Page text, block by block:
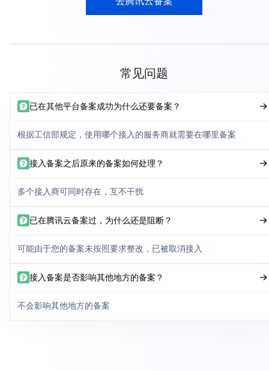
常见问题
已在其他平台备案成功为什么还要备案？
根据工信部规定，使用哪个接入的服务商就需要在哪里备案
接入备案之后原来的备案如何处理？
多个接入商可同时存在，互不干扰
已在腾讯云备案过，为什么还是阻断？
可能由于您的备案未按照要求整改，已被取消接入
接入备案是否影响其他地方的备案？
不会影响其他地方的备案